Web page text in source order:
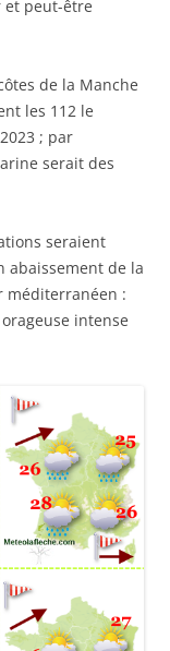
et peut-être
de la Manche
les 112 le
; par
serait des
seraient
abaissement de la
méditerranéen :
intense